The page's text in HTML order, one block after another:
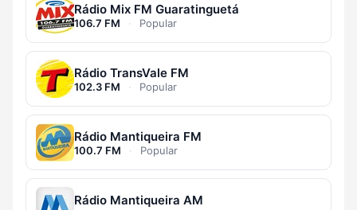
Rádio Mix FM Guaratinguetá
106.7 FM · Popular
Rádio TransVale FM
102.3 FM · Popular
Rádio Mantiqueira FM
100.7 FM · Popular
Rádio Mantiqueira AM